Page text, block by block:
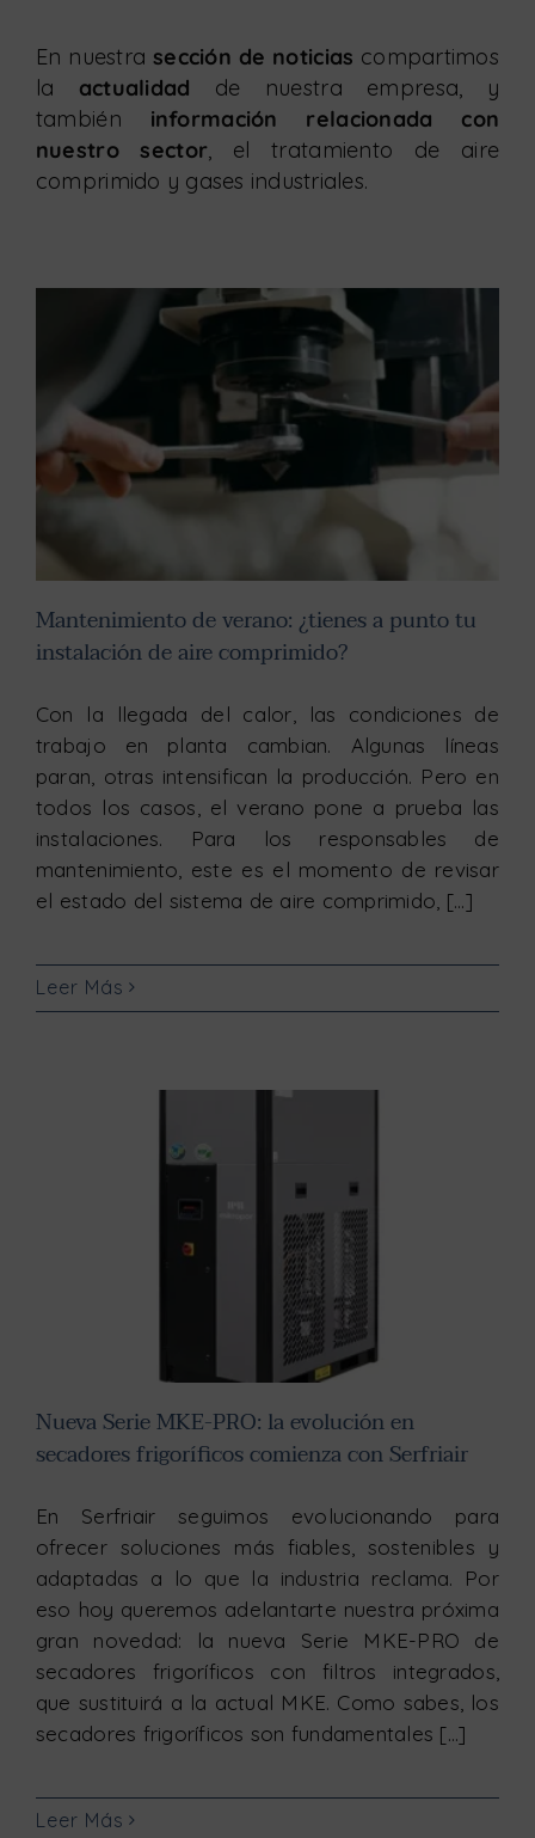
En nuestrasección de noticias compartimos
la actualidad de nuestra empresa, y
también información relacionada con
nuestro sector, el tratamiento de aire
comprimido y gases industriales.
Mantenimiento de verano: ¿tienes a punto tu
instalación de aire comprimido?
Con la llegada del calor, las condiciones de
trabajo en planta cambian. Algunas líneas
paran, otras intensifican la producción. Pero en
todos los casos, el verano pone a prueba las
instalaciones. Para los responsables de
mantenimiento, este es el momento de revisar
el estado del sistema de aire comprimido, [...]
Leer Más
Nueva Serie MKE-PRO: la evolución en
secadores frigoríficos comienza con Serfriair
En Serfriair seguimos evolucionando para
ofrecer soluciones más fiables, sostenibles y
adaptadas a lo que la industria reclama. Por
eso hoy queremos adelantarte nuestra próxima
gran novedad: la nueva Serie MKE-PRO de
secadores frigoríficos con filtros integrados,
que sustituirá a la actual MKE. Como sabes, los
secadores frigoríficos son fundamentales [...]
Leer Más